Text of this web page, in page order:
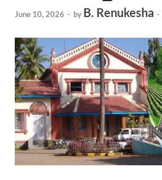
June 10, 2026 - by B. Renukesha -